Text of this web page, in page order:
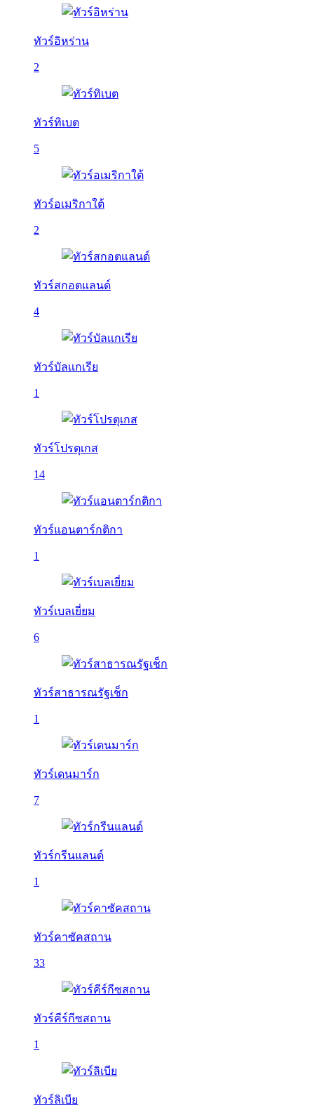
ทัวร์อิหร่าน
2
ทัวร์ทิเบต
5
ทัวร์อเมริกาใต้
2
ทัวร์สกอตแลนด์
4
ทัวร์บัลเเกเรีย
1
ทัวร์โปรตุเกส
14
ทัวร์แอนตาร์กติกา
1
ทัวร์เบลเยี่ยม
6
ทัวร์สาธารณรัฐเช็ก
1
ทัวร์เดนมาร์ก
7
ทัวร์กรีนแลนด์
1
ทัวร์คาซัคสถาน
33
ทัวร์คีร์กีซสถาน
1
ทัวร์ลิเบีย